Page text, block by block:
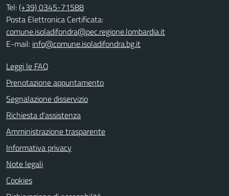
Tel:(+39) 0345-71588
Posta Elettronica Certificata:
comune.isoladifondra@pec.regione.lombardia.it
E-mail: info@comune.isoladifondra.bg.it
Leggi le FAQ
Prenotazione appuntamento
Segnalazione disservizio
Richiesta d'assistenza
Amministrazione trasparente
Informativa privacy
Note legali
Cookies